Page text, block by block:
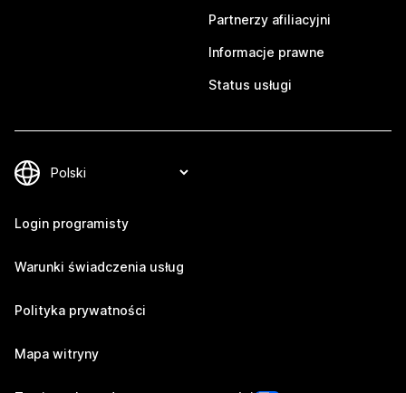
Partnerzy afiliacyjni
Informacje prawne
Status usługi
Login programisty
Warunki świadczenia usług
Polityka prywatności
Mapa witryny